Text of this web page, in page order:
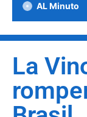
AL Minuto
los «Primeros
La